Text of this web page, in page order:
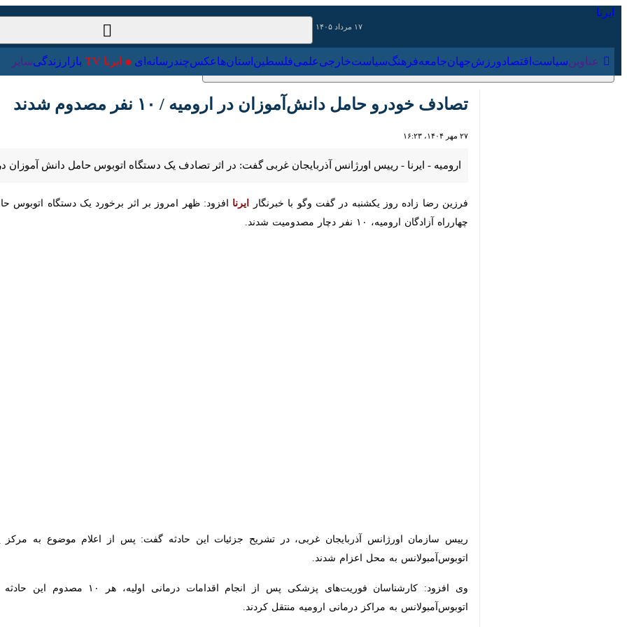
عناوین‌ سیاست اقتصاد ورزش جهان جامعه فرهنگ سیاست‌خارجی علمی فلسطین استان‌ها عکس چندرسانه‌ای ایرنا TV
تصادف خودرو حامل دانش‌آموزان در ارومیه / ۱۰ نفر مصدوم شدند
ارومیه - ایرنا - رییس اورژانس آذربایجان غربی گفت: در اثر تصادف یک دستگاه اتوبوس حامل دانش آموزان در ارومیه ۱۰ نفر مصدوم و روانه بیمارستان